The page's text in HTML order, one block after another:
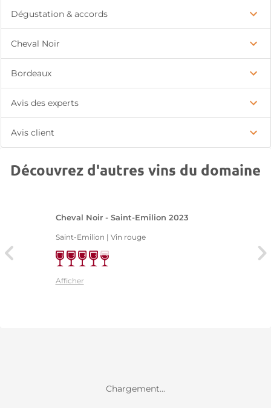
Dégustation & accords
Cheval Noir
Bordeaux
Avis des experts
Avis client
Découvrez d'autres vins du domaine
Cheval Noir - Saint-Emilion 2023
Saint-Emilion | Vin rouge
Afficher
Chargement...